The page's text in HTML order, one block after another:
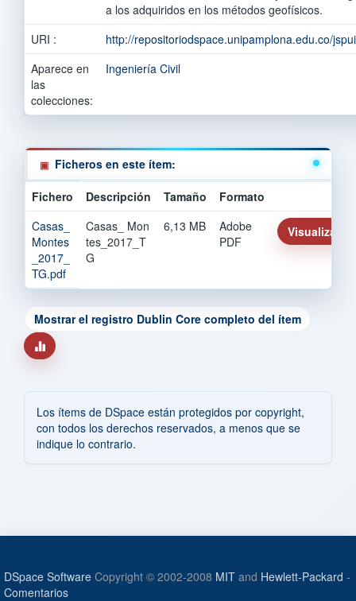
a los adquiridos en los métodos geofísicos.
URI :
http://repositoriodspace.unipamplona.edu.co/
Aparece en
las
colecciones:
Ingeniería Civil
Ficheros en este ítem:
Fichero Descripción Tamaño
Formato
Casas_
Montes
_2017_
TG.pdf
Casas_ Mon
tes_2017_T
G
6,13 MB
Adobe
PDF
Visualizar/
Mostrar el registro Dublin Core completo del ítem
Los ítems de DSpace están protegidos por copyright,
con todos los derechos reservados, a menos que se
indique lo contrario.
DSpace Software Copyright © 2002-2008 MIT and Hewlett-Packard -
Comentarios